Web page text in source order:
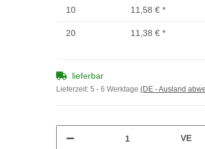
10 11,58 € *
20 11,38 € *
lieferbar
Lieferzeit: 5 - 6 Werktage (DE - Ausland
VE